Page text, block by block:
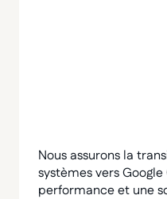
Nous assurons la
systèmes vers
performance et une